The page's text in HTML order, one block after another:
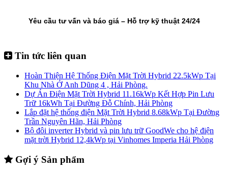
Yêu cầu tư vấn và báo giá – Hỗ trợ kỹ thuật 24/24
Tin tức liên quan
Hoàn Thiện Hệ Thống Điện Mặt Trời Hybrid 22.5kWp Tại
Khu Nhà Ở Anh Dũng 4 , Hải Phòng.
Dự Án Điện Mặt Trời Hybrid 11.16kWp Kết Hợp Pin Lưu
Trữ 16kWh Tại Đường Đỗ Chính, Hải Phòng
Lắp đặt hệ thống điện Mặt Trời Hybrid 8.68kWp Tại Đường
Trần Nguyên Hãn, Hải Phòng
Bộ đôi inverter Hybrid và pin lưu trữ GoodWe cho hệ điện
mặt trời Hybrid 12,4kWp tại Vinhomes Imperia Hải Phòng
Gợi ý Sản phẩm